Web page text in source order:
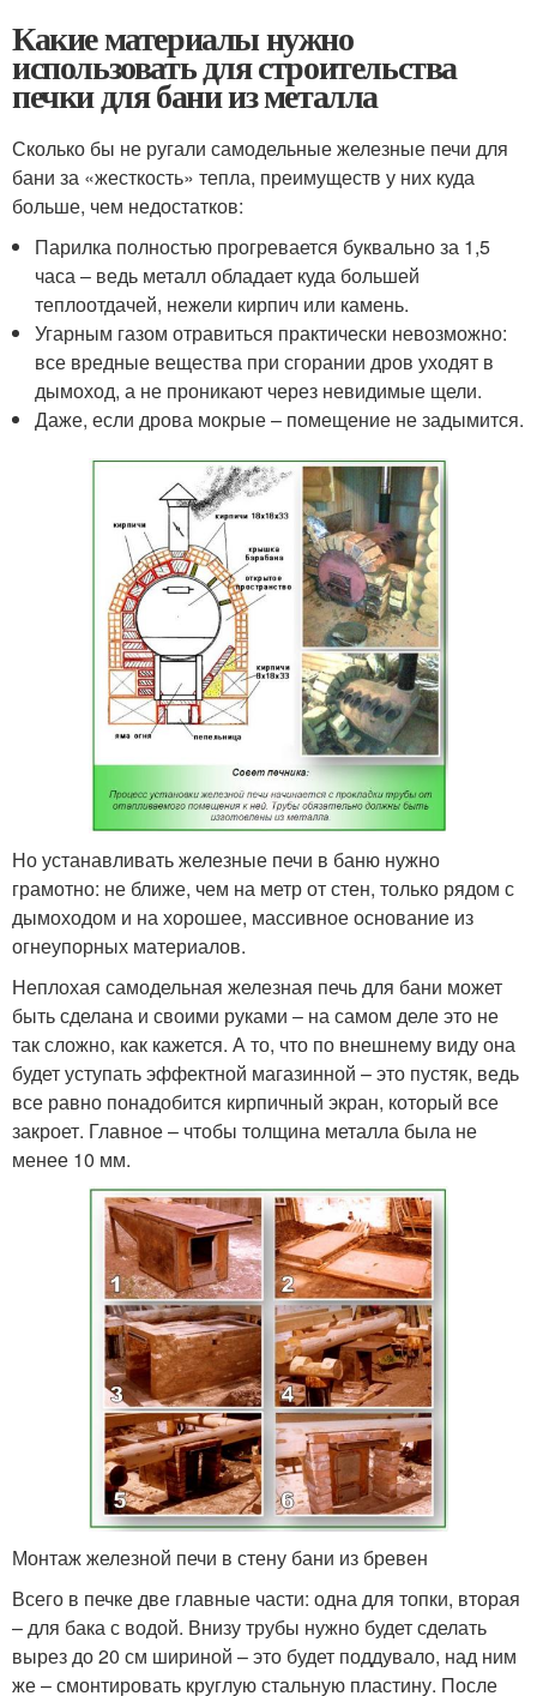
Какие материалы нужно
использовать для строительства
печки для бани из металла
Сколько бы не ругали самодельные железные печи для
бани за «жесткость» тепла, преимуществ у них куда
больше, чем недостатков:
Парилка полностью прогревается буквально за 1,5
часа – ведь металл обладает куда большей
теплоотдачей, нежели кирпич или камень.
Угарным газом отравиться практически невозможно:
все вредные вещества при сгорании дров уходят в
дымоход, а не проникают через невидимые щели.
Даже, если дрова мокрые – помещение не задымится.
Но устанавливать железные печи в баню нужно
грамотно: не ближе, чем на метр от стен, только рядом с
дымоходом и на хорошее, массивное основание из
огнеупорных материалов.
Неплохая самодельная железная печь для бани может
быть сделана и своими руками – на самом деле это не
так сложно, как кажется. А то, что по внешнему виду она
будет уступать эффектной магазинной – это пустяк, ведь
все равно понадобится кирпичный экран, который все
закроет. Главное – чтобы толщина металла была не
менее 10 мм.
Монтаж железной печи в стену бани из бревен
Всего в печке две главные части: одна для топки, вторая
– для бака с водой. Внизу трубы нужно будет сделать
вырез до 20 см шириной – это будет поддувало, над ним
же – смонтировать круглую стальную пластину. После